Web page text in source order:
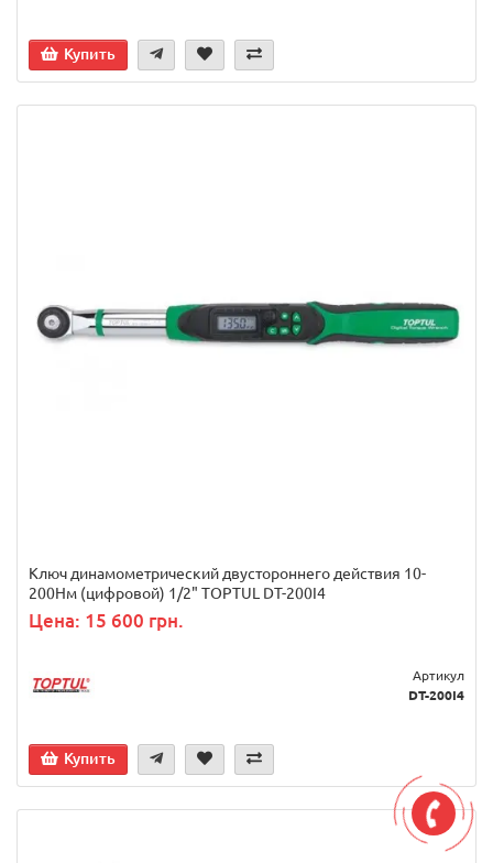
Купить
Ключ динамометрический двустороннего действия 10-
200Нм (цифровой) 1/2" TOPTUL DT-200I4
Цена: 15 600 грн.
Артикул
DT-200I4
Купить